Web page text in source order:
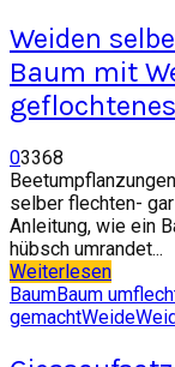
Weiden
Baum mit
03368
selber flechten-
Anleitung, wie ein
hübsch umrandet...
Weiterlesen
BaumBaum
gemachtWeide